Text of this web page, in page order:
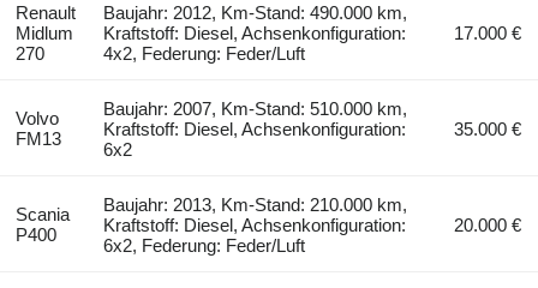
Renault
Midlum
270
Baujahr: 2012, Km-Stand: 490.000 km,
Kraftstoff: Diesel, Achsenkonfiguration:
4x2, Federung: Feder/Luft
17.000 €
Volvo
FM13
Baujahr: 2007, Km-Stand: 510.000 km,
Kraftstoff: Diesel, Achsenkonfiguration:
6x2
35.000 €
Scania
P400
Baujahr: 2013, Km-Stand: 210.000 km,
Kraftstoff: Diesel, Achsenkonfiguration:
6x2, Federung: Feder/Luft
20.000 €